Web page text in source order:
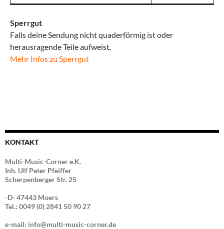
Sperrgut
Falls deine Sendung nicht quaderförmig ist oder
herausragende Teile aufweist.
Mehr Infos zu Sperrgut
KONTAKT
Multi-Music-Corner e.K.
Inh. Ulf Peter Pfeiffer
Scherpenberger Str. 25
-D- 47443 Moers
Tel.: 0049 (0) 2841 50 90 27
e-mail: info@multi-music-corner.de